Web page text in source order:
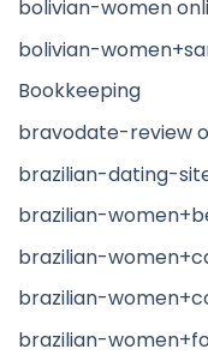
bolivian-women
bolivian-
Bookkeeping
bravodate-review
brazilian-dating-
brazilian-
brazilian-
brazilian-
brazilian-